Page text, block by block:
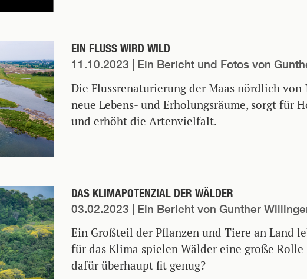
EIN FLUSS WIRD WILD
11.10.2023 | Ein Bericht und Fotos von
Die Flussrenaturierung der Maas nördlich
neue Lebens- und Erholungsräume, sorgt für
und erhöht die Artenvielfalt.
DAS KLIMAPOTENZIAL DER WÄLDER
03.02.2023 | Ein Bericht von Gunther
Ein Großteil der Pflanzen und Tiere an Land
für das Klima spielen Wälder eine große Rolle
dafür überhaupt fit genug?